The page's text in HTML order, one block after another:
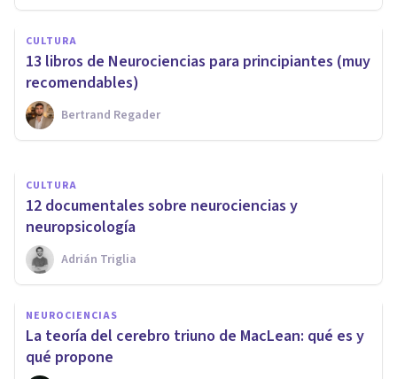
CULTURA
13 libros de Neurociencias para principiantes (muy
recomendables)
Bertrand Regader
​Neurociencias aplicadas al
estudio criminológico del
delito
Ricardo Vázquez Cigarroa
CULTURA
​12 documentales sobre neurociencias y
neuropsicología
Adrián Triglia
NEUROCIENCIAS
La teoría del cerebro triuno de MacLean: qué es y
qué propone